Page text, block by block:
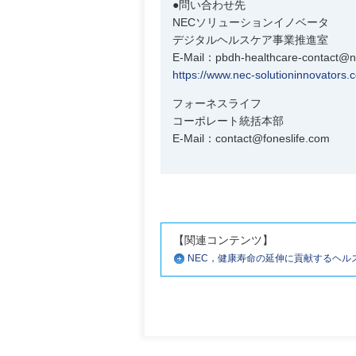
●問い合わせ先
NECソリューションイノベータ
デジタルヘルスケア事業推進室
E-Mail：pbdh-healthcare-
https://www.nec-
フォーネスライフ
コーポレート統括本部
E-Mail：contact@foneslife.com
【関連コンテンツ】
NEC，健康寿命の延伸に貢献するヘ